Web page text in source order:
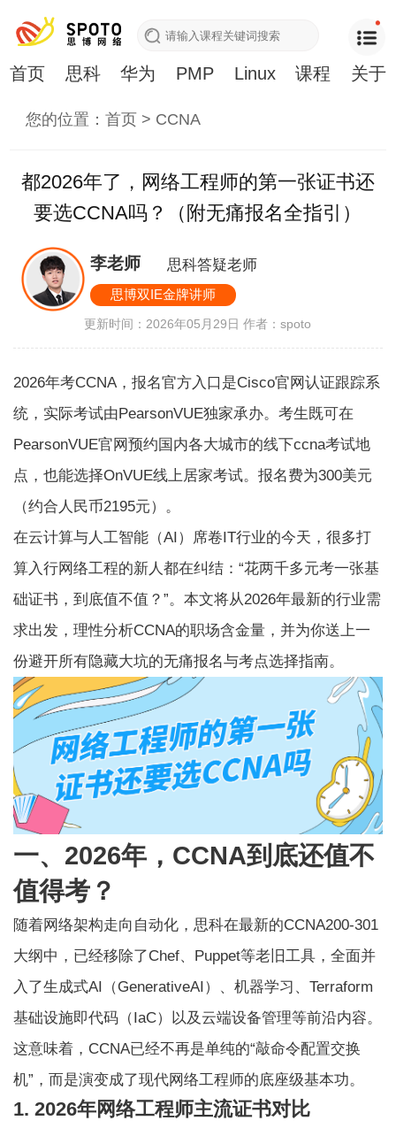
首页 思科 华为 PMP Linux 课程 关于
您的位置：首页 > CCNA
都2026年了，网络工程师的第一张证书还
要选CCNA吗？（附无痛报名全指引）
李老师 思科答疑老师
思博双IE金牌讲师
更新时间：2026年05月29日作者：spoto
2026年考CCNA，报名官方入口是Cisco官网认证跟踪系
统，实际考试由PearsonVUE独家承办。考生既可在
PearsonVUE官网预约国内各大城市的线下ccna考试地
点，也能选择OnVUE线上居家考试。报名费为300美元
（约合人民币2195元）。
在云计算与人工智能（AI）席卷IT行业的今天，很多打
算入行网络工程的新人都在纠结：“花两千多元考一张基
础证书，到底值不值？”。本文将从2026年最新的行业需
求出发，理性分析CCNA的职场含金量，并为你送上一
份避开所有隐藏大坑的无痛报名与考点选择指南。
一、2026年，CCNA到底还值不
值得考？
随着网络架构走向自动化，思科在最新的CCNA200-301
大纲中，已经移除了Chef、Puppet等老旧工具，全面并
入了生成式AI（GenerativeAI）、机器学习、Terraform
基础设施即代码（IaC）以及云端设备管理等前沿内容。
这意味着，CCNA已经不再是单纯的“敲命令配置交换
机”，而是演变成了现代网络工程师的底座级基本功。
1. 2026年网络工程师主流证书对比